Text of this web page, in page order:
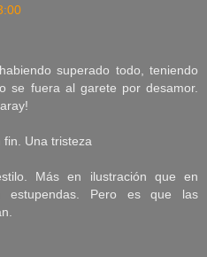
superado todo, teniendo
se fuera al garete por desamor.
Una tristeza
Más en ilustración que en
estupendas. Pero es que las